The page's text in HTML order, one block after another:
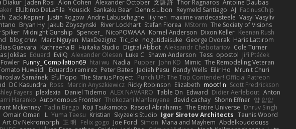
Diakur Jaden Rosi Alon Cohen Alexander October 文謙 許 Thor Ragnaros Antoine Daubas
ElUltimo DeLaFila Yousick Sankaku Bear Dennis Libon Reymeld Santiago AJ FacinusChip
Zack Kepner Justin Rogow Andre Labuschagne lily ren maxime vandecasteele Vasyl Vasyliv
Bryan Hy Jakub Zbyszynski River Lockhart Stefan Florea MStorm The Society of Visions
Spiker Midnight Gunship Spencer_ NicoPOWAAA Kornel Anderson Dixon Keller Keenan Rush
blog cruvi Marc Nguyen MaxDezignz Tic_cle nogutidaisuke George Dvorak Haris Lattirom
Guevara Kathreena B Huitaka Studio Digital Abbot Aleksandr Chebotariov Cole Turner
Jokšas Eduard EvilQ Alexander Olesen Luke C Shawn Anderson Tess opostol Jiří Ptáček
Funny_ Compilation69 htai wu Nadia Pupper John KD Mimic The Remodeling Veteran
Huwaidi Eduardo ramirez Peter Bates Jediah Pesu Randy Wells Eilir Ho Mrunit Churi
Šamánek EfulTopo The Starius Project Punch UP: The Top Contender! Official Patreon
DC Kasundra Ross Marcin Anyszkiewicz Ricky Robinson Elizabeth moot1n Scott Fredrickson
Fayers plexlexia Daniel Tidemo ALEX NAVARRO Table On Edward Didier Aerlebout Anton
Haranko Autonomous Frontier Thokozani Mahlanyane david cachay Shonn Effner 얍 얍얍
Mckenney Tadin Brego Koji Tsukamoto Rasool Abrahams The Entire Universe Dhruv Singh
Omair Omari L Yuma Taesu Kristian Skyzee's Studio Igor Sirotov Architects Teunis Woord
Art Ov Nekromorph 正 明 Felix gogo Joe Ford Simon Mana and Mayhem Abdelkouddouss